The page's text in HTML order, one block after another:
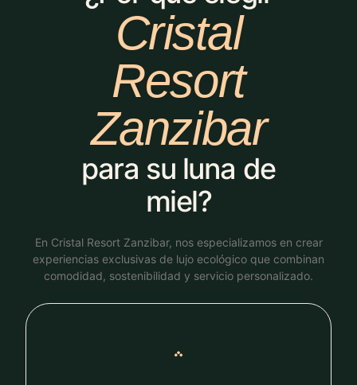
Cristal
Resort
Zanzibar
para su luna de
miel?
En Cristal Resort Zanzibar, nos especializamos en crear
experiencias exclusivas de lujo ecológico que combinan
comodidad, sostenibilidad y servicio personalizado.